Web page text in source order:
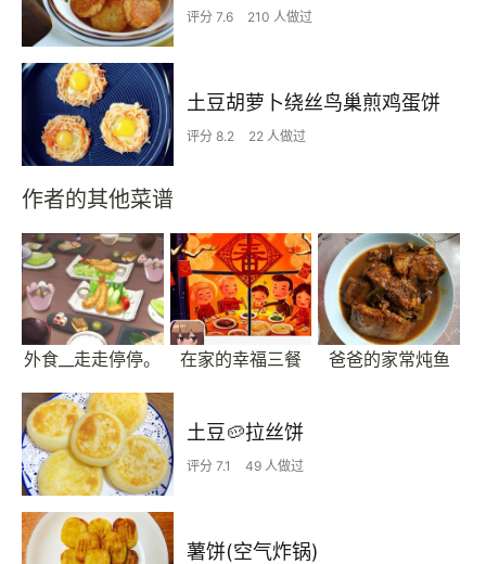
评分 7.6 210 人做过
土豆胡萝卜绕丝鸟巢煎鸡蛋饼
评分 8.2 22 人做过
作者的其他菜谱
外食__走走停停。 在家的幸福三餐 爸爸的家常炖鱼
土豆🥔拉丝饼
评分 7.1 49 人做过
薯饼(空气炸锅)